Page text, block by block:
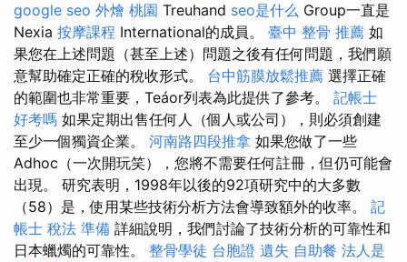
google seo 外燴 桃園 Treuhand seo是什么 Group一直是
Nexia 按摩課程 International的成員。 臺中 整骨 推薦 如
果您在上述問題（甚至上述）問題之後有任何問題，我們願
意幫助確定正確的稅收形式。 台中筋膜放鬆推薦 選擇正確
的範圍也非常重要，Teáor列表為此提供了參考。 記帳士
好考嗎 如果定期出售任何人（個人或公司），則必須創建
至少一個獨資企業。 河南路四段推拿 如果您做了一些
Adhoc（一次開玩笑），您將不需要任何註冊，但仍可能會
出現。 研究表明，1998年以後的92項研究中的大多數
（58）是，使用某些技術分析方法會導致額外的收率。 記
帳士 稅法 準備 詳細說明，我們討論了技術分析的可靠性和
日本蠟燭的可靠性。 整骨學徒 台胞證 遺失 自助餐 法人是